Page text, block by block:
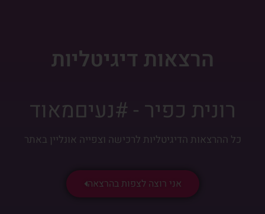
הרצאות דיגיטליות
רונית כפיר - #נעיםמאוד
כל ההרצאות הדיגיטליות לרכישה וצפייה אונליין באתר
אני רוצה לצפות בהרצאה